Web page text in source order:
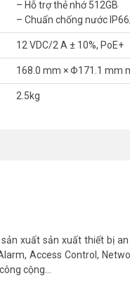
– Hỗ trợ thẻ nhớ 512GB
– Chuẩn chống nước
12 VDC/2 A ± 10%, PoE+
168.0 mm × Φ171.1 mm
2.5kg
xuất sản xuất thiết bị
Access Control,
cộng…